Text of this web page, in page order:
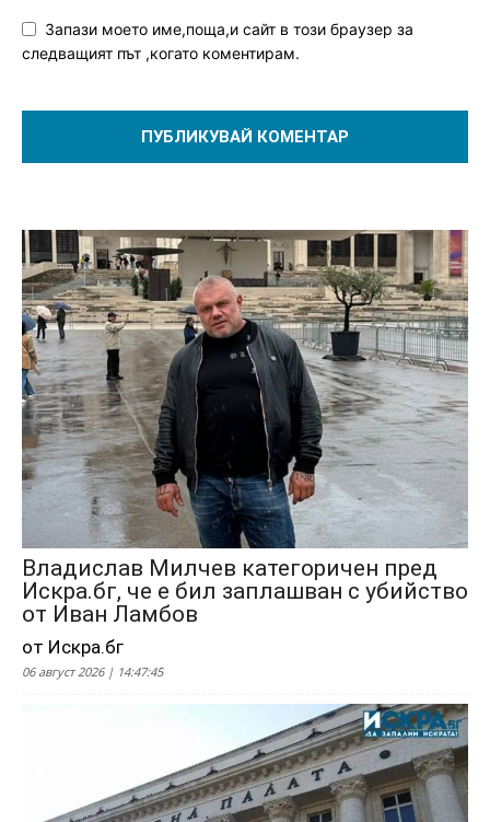
Запази моето име,поща,и сайт в този браузер за
следващият път ,когато коментирам.
Владислав Милчев категоричен пред
Искра.бг, че е бил заплашван с убийство
от Иван Ламбов
от Искра.бг
06 август 2026 | 14:47:45